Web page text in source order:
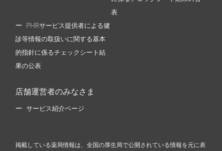
表
PHRサービス提供者による健
診等情報の取扱いに関する基本
的指針に係るチェックシート結
果の公表
店舗運営者のみなさま
サービス紹介ページ
掲載している薬局情報は、全国の厚生局で公開されている情報を元に表